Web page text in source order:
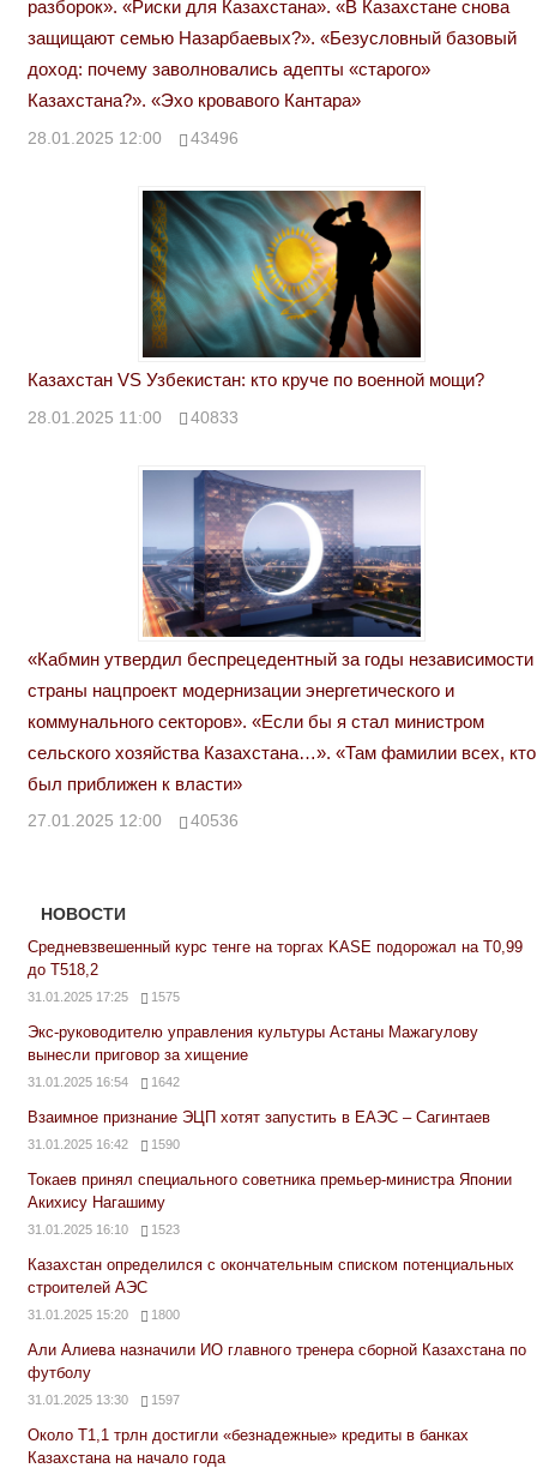
разборок». «Риски для Казахстана». «В Казахстане снова
защищают семью Назарбаевых?». «Безусловный базовый
доход: почему заволновались адепты «старого»
Казахстана?». «Эхо кровавого Кантара»
28.01.2025 12:00 43496
Казахстан VS Узбекистан: кто круче по военной мощи?
28.01.2025 11:00 40833
«Кабмин утвердил беспрецедентный за годы независимости
страны нацпроект модернизации энергетического и
коммунального секторов». «Если бы я стал министром
сельского хозяйства Казахстана…». «Там фамилии всех, кто
был приближен к власти»
27.01.2025 12:00 40536
НОВОСТИ
Средневзвешенный курс тенге на торгах KASE подорожал на Т0,99
до Т518,2
31.01.2025 17:25 1575
Экс-руководителю управления культуры Астаны Мажагулову
вынесли приговор за хищение
31.01.2025 16:54 1642
Взаимное признание ЭЦП хотят запустить в ЕАЭС – Сагинтаев
31.01.2025 16:42 1590
Токаев принял специального советника премьер-министра Японии
Акихису Нагашиму
31.01.2025 16:10 1523
Казахстан определился с окончательным списком потенциальных
строителей АЭС
31.01.2025 15:20 1800
Али Алиева назначили ИО главного тренера сборной Казахстана по
футболу
31.01.2025 13:30 1597
Около Т1,1 трлн достигли «безнадежные» кредиты в банках
Казахстана на начало года